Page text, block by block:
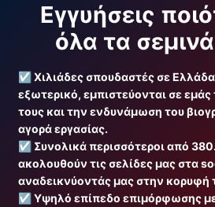
Εγγυήσεις
όλα τα
☑️ Χιλιάδες σπουδαστές σε
εξωτερικό, εμπιστεύονται σε
τους και την ενδυνάμωση του
αγορά εργασίας.
☑️ Συνολικά περισσότεροι από
ακολουθούν τις σελίδες μας στα
αναδεικνύοντάς μας στην κορυφή
☑️ Υψηλό επίπεδο επιμόρφωσης